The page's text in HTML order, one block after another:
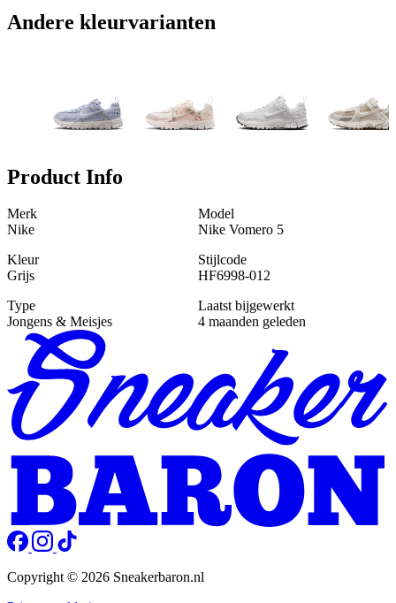
Andere kleurvarianten
Product Info
Merk
Nike
Model
Nike Vomero 5
Kleur
Grijs
Stijlcode
HF6998-012
Type
Jongens & Meisjes
Laatst bijgewerkt
4 maanden geleden
Copyright © 2026 Sneakerbaron.nl